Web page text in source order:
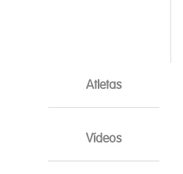
Atletas
Vídeos